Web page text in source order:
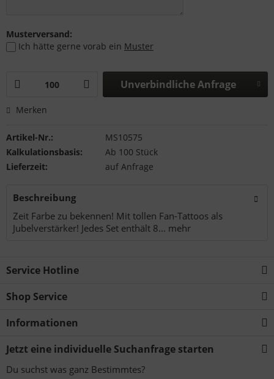
Musterversand:
Ich hätte gerne vorab ein Muster
Unverbindliche Anfrage
Merken
Artikel-Nr.:
MS10575
Kalkulationsbasis:
Ab 100 Stück
Lieferzeit:
auf Anfrage
Beschreibung
Zeit Farbe zu bekennen! Mit tollen Fan-Tattoos als
Jubelverstärker! Jedes Set enthält 8... mehr
Service Hotline
Shop Service
Informationen
Jetzt eine individuelle Suchanfrage starten
Du suchst was ganz Bestimmtes?